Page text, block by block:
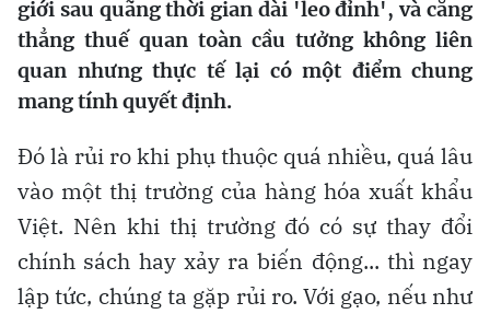
giới sau quãng thời gian dài 'leo đỉnh', và căng
thẳng thuế quan toàn cầu tưởng không liên
quan nhưng thực tế lại có một điểm chung
mang tính quyết định.
Đó là rủi ro khi phụ thuộc quá nhiều, quá lâu
vào một thị trường của hàng hóa xuất khẩu
Việt. Nên khi thị trường đó có sự thay đổi
chính sách hay xảy ra biến động... thì ngay
lập tức, chúng ta gặp rủi ro. Với gạo, nếu như